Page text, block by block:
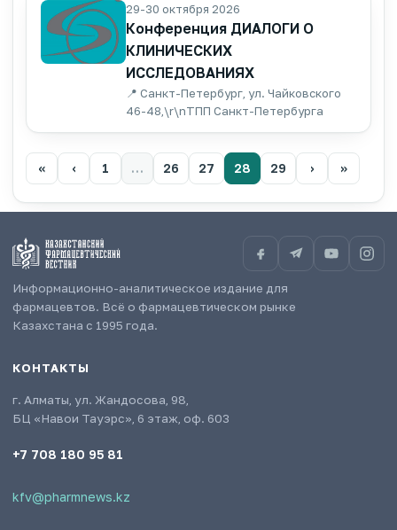
29-30 октября 2026
Конференция ДИАЛОГИ О
КЛИНИЧЕСКИХ
ИССЛЕДОВАНИЯХ
📍 Санкт-Петербург, ул. Чайковского
46-48,\r\nТПП Санкт-Петербурга
« ‹ 1 … 26 27 28 29 › »
Информационно-аналитическое издание для
фармацевтов. Всё о фармацевтическом рынке
Казахстана с 1995 года.
КОНТАКТЫ
г. Алматы, ул. Жандосова, 98,
БЦ «Навои Тауэрс», 6 этаж, оф. 603
+7 708 180 95 81
kfv@pharmnews.kz